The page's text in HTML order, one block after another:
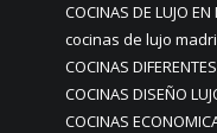
COCINAS DE LUJO EN
cocinas de lujo
COCINAS
COCINAS DISEÑO
COCINAS